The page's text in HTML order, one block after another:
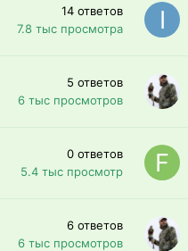
14 ответов
7.8 тыс просмотра
5 ответов
6 тыс просмотров
0 ответов
5.4 тыс просмотр
6 ответов
6 тыс просмотров